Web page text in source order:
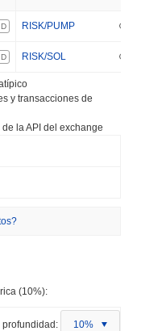
D RISK/PUMP
D RISK/SOL
y transacciones de
la API del exchange
(10%):
profundidad: 10%